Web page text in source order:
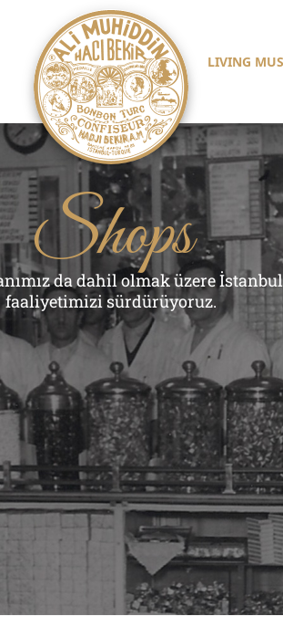
LIVING
Shops
da dahil olmak üzere
faaliyetimizi sürdürüyoruz.